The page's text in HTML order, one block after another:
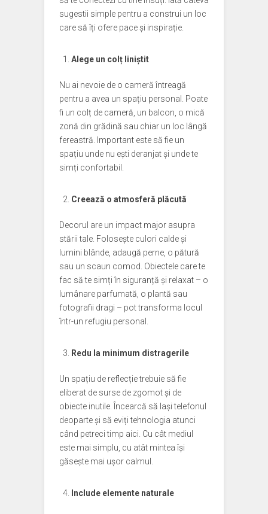
sugestii simple pentru a construi un loc
care să îți ofere pace și inspirație.
Alege un colț liniștit
Nu ai nevoie de o cameră întreagă
pentru a avea un spațiu personal. Poate
fi un colț de cameră, un balcon, o mică
zonă din grădină sau chiar un loc lângă
fereastră. Important este să fie un
spațiu unde nu ești deranjat și unde te
simți confortabil.
Creează o atmosferă plăcută
Decorul are un impact major asupra
stării tale. Folosește culori calde și
lumini blânde, adaugă perne, o pătură
sau un scaun comod. Obiectele care te
fac să te simți în siguranță și relaxat – o
lumânare parfumată, o plantă sau
fotografii dragi – pot transforma locul
într-un refugiu personal.
Redu la minimum distragerile
Un spațiu de reflecție trebuie să fie
eliberat de surse de zgomot și de
obiecte inutile. Încearcă să lași telefonul
deoparte și să eviți tehnologia atunci
când petreci timp aici. Cu cât mediul
este mai simplu, cu atât mintea își
găsește mai ușor calmul.
Include elemente naturale